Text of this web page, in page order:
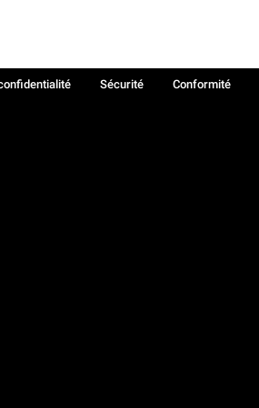
Sécurité Conformité